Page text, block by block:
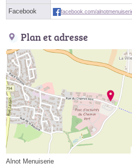
Facebook facebook.com/
Plan et adresse
Alnot Menuiserie